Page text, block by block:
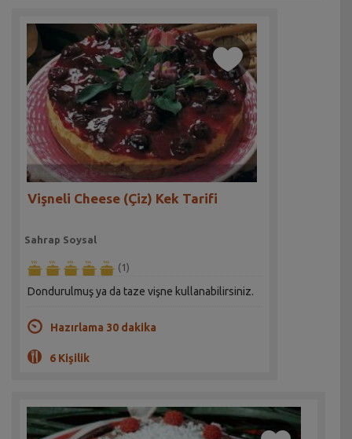
Vişneli Cheese (Çiz) Kek Tarifi
Sahrap Soysal
(1)
Dondurulmuş ya da taze vişne kullanabilirsiniz.
Hazırlama 30 dakika
6 Kişilik